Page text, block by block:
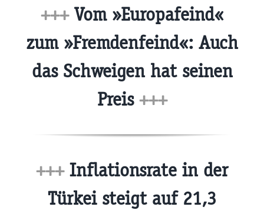
+++Vom »Europafeind«
zum »Fremdenfeind«: Auch
das Schweigen hat seinen
Preis +++
+++Inflationsrate in der
Türkei steigt auf 21,3